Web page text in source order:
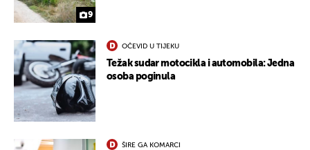
9
OČEVID U TIJEKU
Težak sudar motocikla i automobila: Jedna
osoba poginula
ŠIRE GA KOMARCI